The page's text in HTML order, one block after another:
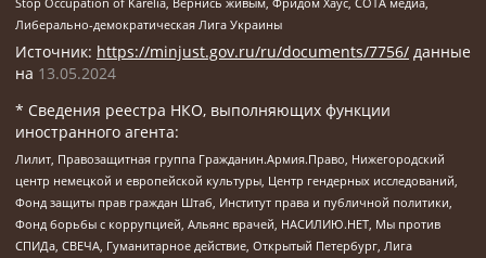
Либерально-демократическая Лига Украины
Источник: https://minjust.gov.ru/ru/documents/7756/ данные
на 13.05.2024
* Сведения реестра НКО, выполняющих функции
иностранного агента:
Лилит, Правозащитная группа Гражданин.Армия.Право, Нижегородский
центр немецкой и европейской культуры, Центр гендерных исследований,
Фонд защиты прав граждан Штаб, Институт права и публичной политики,
Фонд борьбы с коррупцией, Альянс врачей, НАСИЛИЮ.НЕТ, Мы против
СПИДа, СВЕЧА, Гуманитарное действие, Открытый Петербург, Лига